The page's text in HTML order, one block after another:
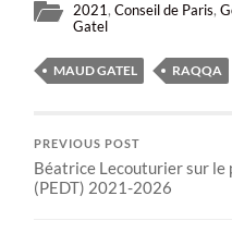
2021,Conseil de Paris,
Gatel
MAUD GATEL RAQQA
PREVIOUS POST
Béatrice Lecouturier sur
(PEDT) 2021-2026